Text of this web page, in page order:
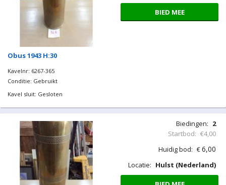
Obus 1943 H:30
Kavelnr: 6267-365
Conditie: Gebruikt
Kavel sluit: Gesloten
BIED MEE
Biedingen: 2
Startbod: €4,00
Huidig bod: €6,00
Locatie: Hulst (Nederland)